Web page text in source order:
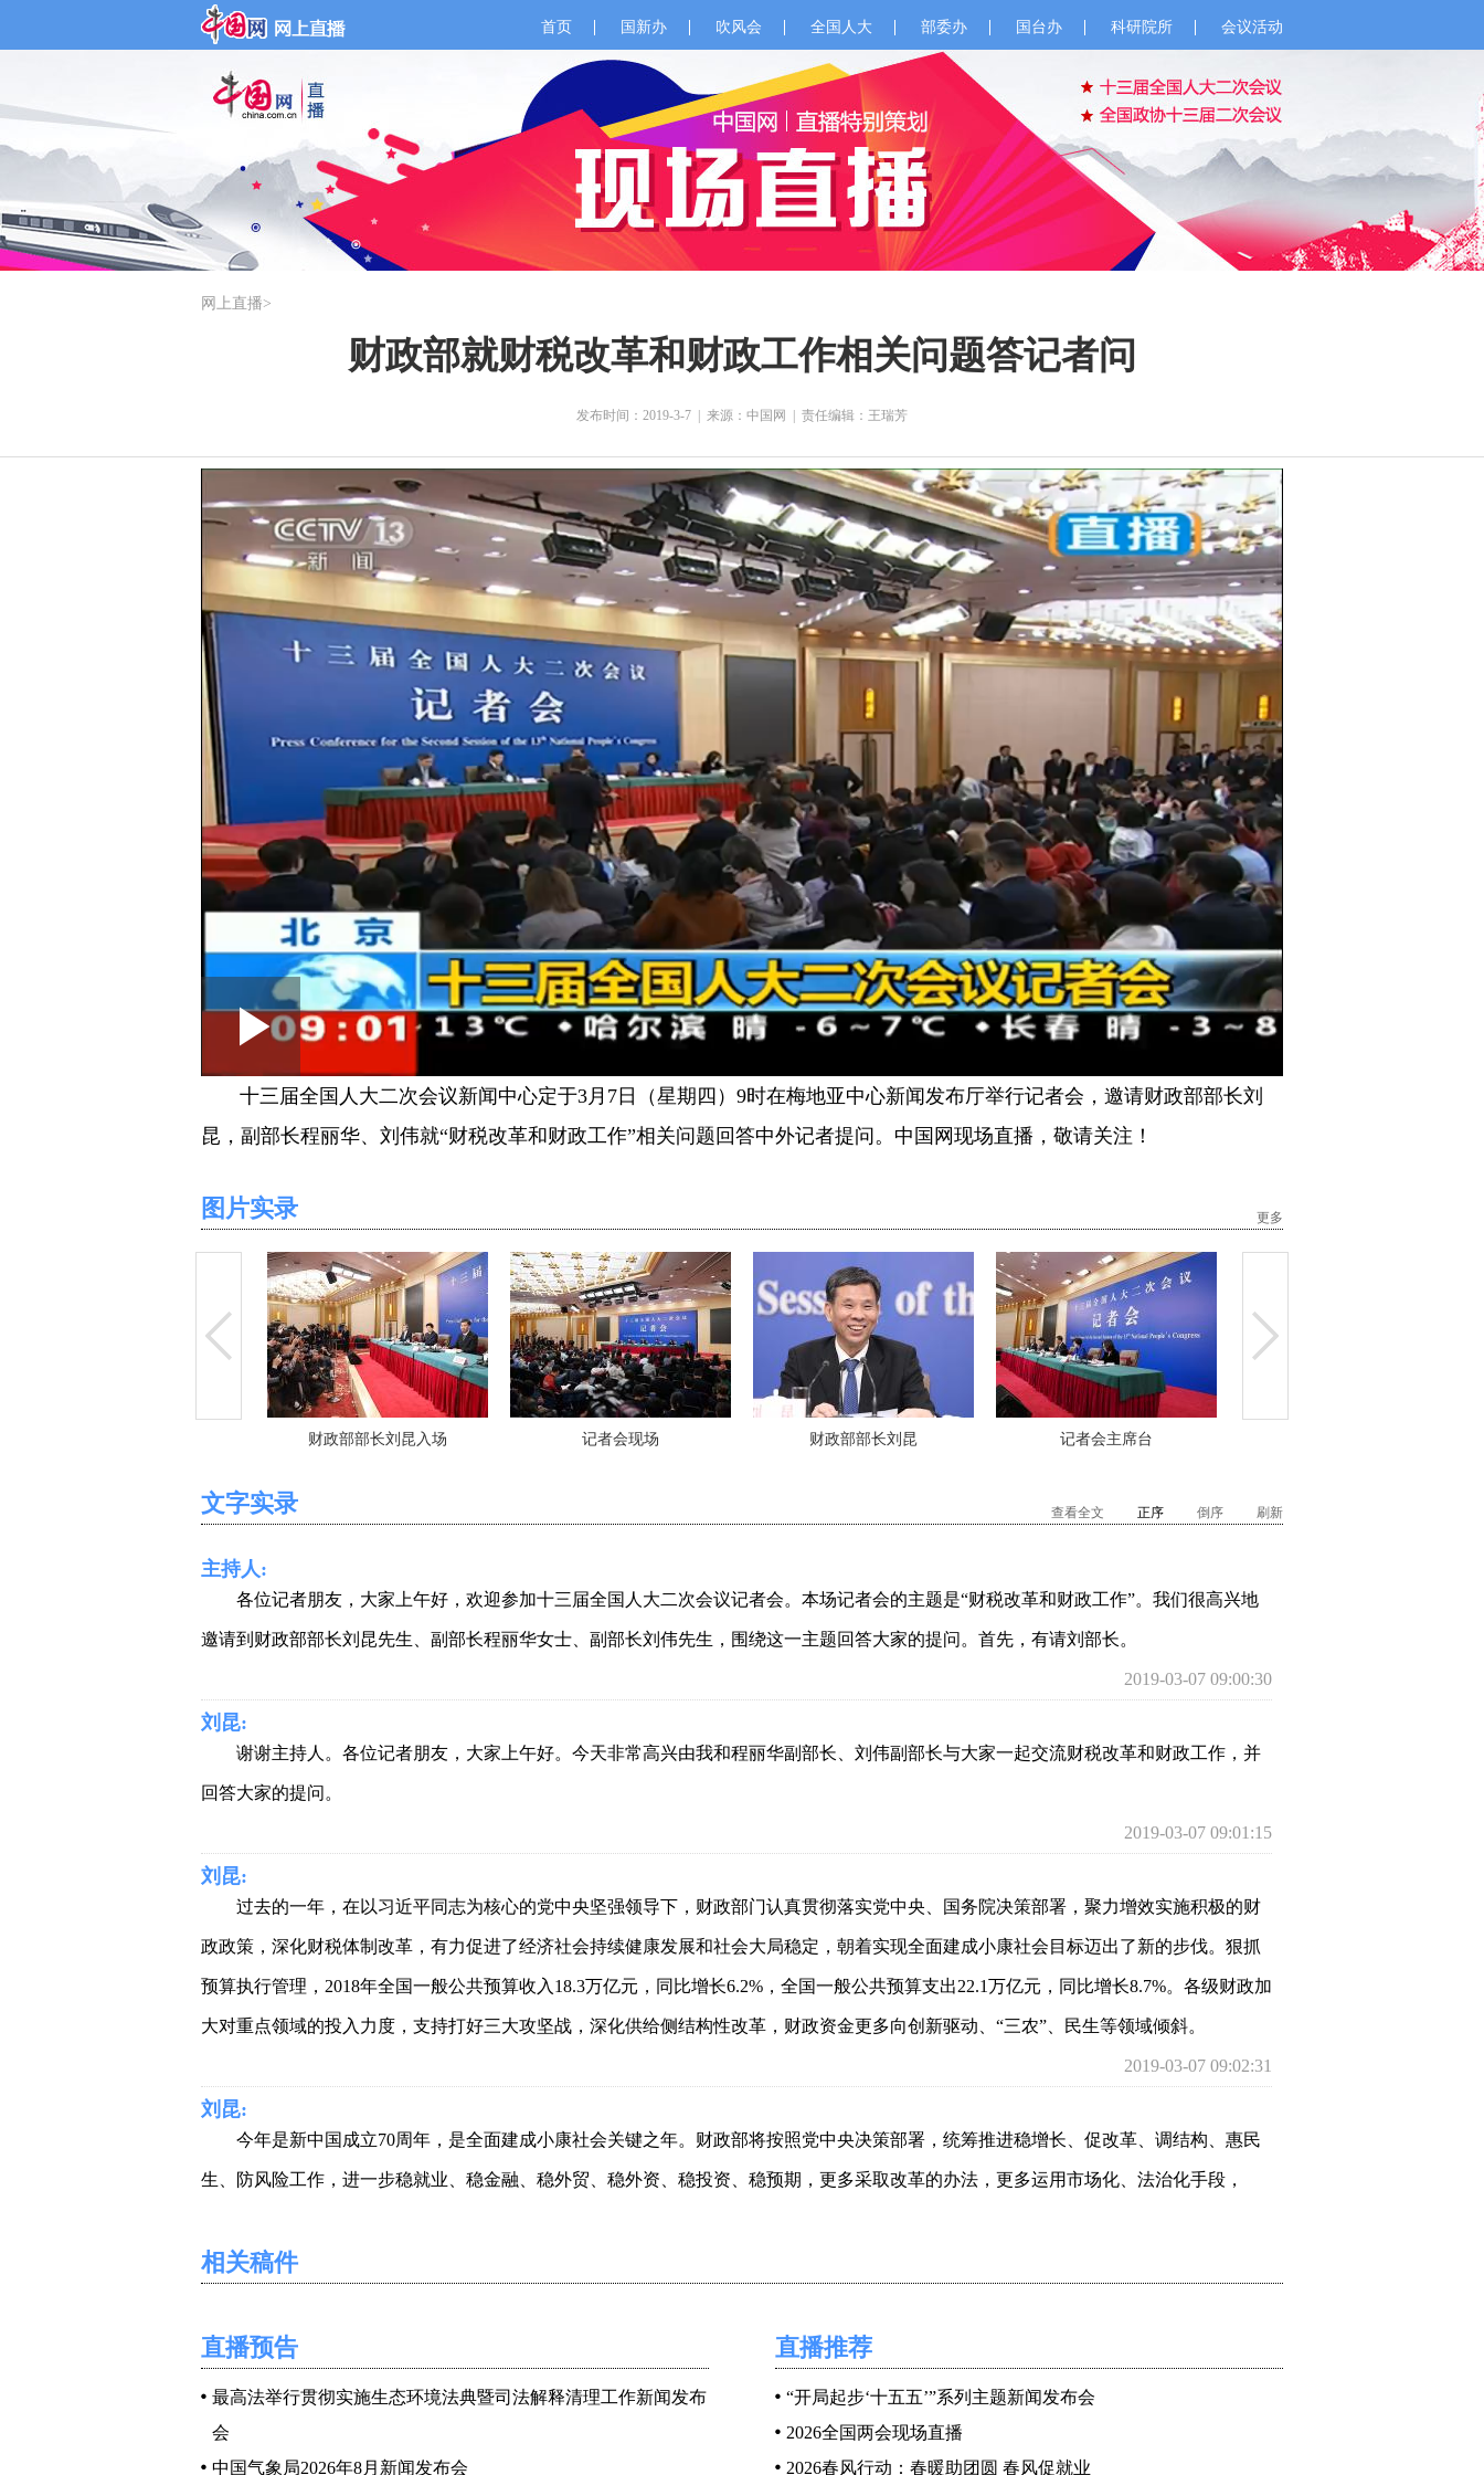
首页 国新办 吹风会 全国人大 部委办 国台办 科研院所 会议活动
网上直播>
财政部就财税改革和财政工作相关问题答记者问
发布时间：2019-3-7 来源：中国网 责任编辑：王瑞芳
Play
Video
Picture
十三届全国人大二次会议新闻中心定于3月7日（星期四）9时在梅地亚中心新闻发布厅举行记者会，邀请财政部部长刘
昆，副部长程丽华、刘伟就“财税改革和财政工作”相关问题回答中外记者提问。中国网现场直播，敬请关注！
图片实录 更多
财政部部长刘昆入场 记者会现场 财政部部长刘昆 记者会主席台
文字实录 查看全文 正序 倒序 刷新
主持人:
各位记者朋友，大家上午好，欢迎参加十三届全国人大二次会议记者会。本场记者会的主题是“财税改革和财政工作”。我们很高兴地
邀请到财政部部长刘昆先生、副部长程丽华女士、副部长刘伟先生，围绕这一主题回答大家的提问。首先，有请刘部长。
2019-03-07 09:00:30
刘昆:
谢谢主持人。各位记者朋友，大家上午好。今天非常高兴由我和程丽华副部长、刘伟副部长与大家一起交流财税改革和财政工作，并
回答大家的提问。
2019-03-07 09:01:15
刘昆:
过去的一年，在以习近平同志为核心的党中央坚强领导下，财政部门认真贯彻落实党中央、国务院决策部署，聚力增效实施积极的财
政政策，深化财税体制改革，有力促进了经济社会持续健康发展和社会大局稳定，朝着实现全面建成小康社会目标迈出了新的步伐。狠抓
预算执行管理，2018年全国一般公共预算收入18.3万亿元，同比增长6.2%，全国一般公共预算支出22.1万亿元，同比增长8.7%。各级财政加
大对重点领域的投入力度，支持打好三大攻坚战，深化供给侧结构性改革，财政资金更多向创新驱动、“三农”、民生等领域倾斜。
2019-03-07 09:02:31
刘昆:
今年是新中国成立70周年，是全面建成小康社会关键之年。财政部将按照党中央决策部署，统筹推进稳增长、促改革、调结构、惠民
生、防风险工作，进一步稳就业、稳金融、稳外贸、稳外资、稳投资、稳预期，更多采取改革的办法，更多运用市场化、法治化手段，
中华人民共和国成立70周年。
刘昆:
受国务院委托，财政部编制了预算报告和预算草案，已经提请十三届全国人大二次会议审议，并请全国政协各位委员提出意见。在这
里，我想给大家介绍的是，今年首次分中央和地方列报社会保险基金预算执行情况，加上一般公共预算、政府性基金预算和国有资本经营
相关稿件
直播预告
最高法举行贯彻实施生态环境法典暨司法解释清理工作新闻发布
会
中国气象局2026年8月新闻发布会
直播推荐
“开局起步‘十五五’”系列主题新闻发布会
2026全国两会现场直播
2026春风行动：春暖助团圆 春风促就业